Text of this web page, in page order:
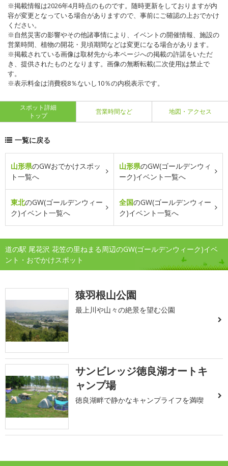
※掲載情報は2026年4月時点のものです。随時更新をしておりますが内
容が変更となっている場合がありますので、事前にご確認の上おでかけ
ください。
※自然災害の影響やその他諸事情により、イベントの開催情報、施設の
営業時間、植物の開花・見頃期間などは変更になる場合があります。
※掲載されている画像は取材先から本ページへの掲載の許諾をいただ
き、提供されたものとなります。画像の無断転載(二次使用)は禁止で
す。
※表示料金は消費税8％ないし10％の内税表示です。
スポット詳細
トップ
営業時間など 地図・アクセス
一覧に戻る
山形県のGWおでかけスポッ
ト一覧へ
山形県のGW(ゴールデンウィ
ーク)イベント一覧へ
東北のGW(ゴールデンウィー
ク)イベント一覧へ
全国のGW(ゴールデンウィー
ク)イベント一覧へ
道の駅 尾花沢 花笠の里ねまる周辺のGW(ゴールデンウィーク)イベ
ント・おでかけスポット
猿羽根山公園
最上川や山々の絶景を望む公園
サンビレッジ徳良湖オートキ
ャンプ場
徳良湖畔で静かなキャンプライフを満喫